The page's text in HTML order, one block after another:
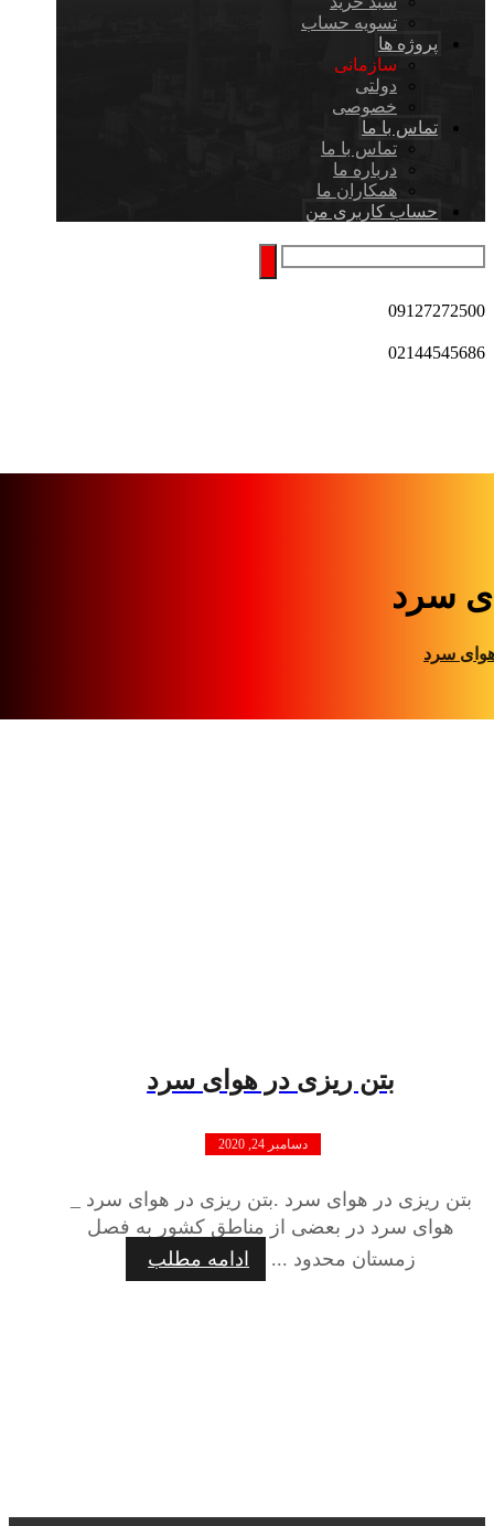
تسویه حساب
پروژه ها
سازمانی
دولتی
خصوصی
تماس با ما
تماس با ما
درباره ما
همکاران ما
حساب کاربری من
09127272500
02144545686
سرد
سرد
بتن ریزی در هوای سرد
دسامبر 24, 2020
بتن ریزی در هوای سرد .بتن ریزی در هوای سرد _
هوای سرد در بعضی از مناطق کشور به فصل
زمستان محدود ...
ادامه مطلب